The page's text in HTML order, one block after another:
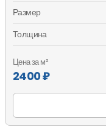
Размер
Толщина
Цена за м²
2400 ₽